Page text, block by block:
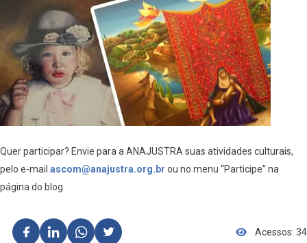
Quer participar? Envie para a ANAJUSTRA suas atividades culturais,
pelo e-mail ascom@anajustra.org.br ou no menu “Participe” na
página do blog.
Acessos: 34